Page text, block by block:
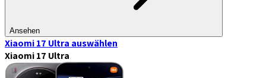
Ansehen
Xiaomi 17 Ultra auswählen
Xiaomi 17 Ultra